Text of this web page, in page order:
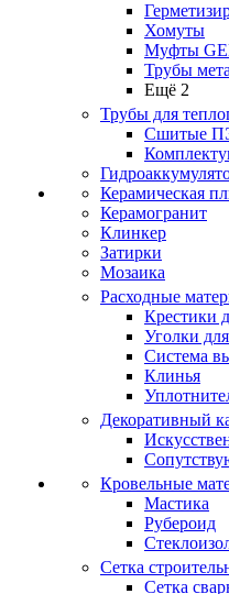
Хомуты
Муфты
Трубы
Ещё 2
Трубы для
Сшитые
Керамическая
Керамогранит
Клинкер
Затирки
Мозаика
Расходные
Крестики
Уголки
Система
Клинья
Декоративный
Кровельные
Мастика
Рубероид
Сетка
Сетка